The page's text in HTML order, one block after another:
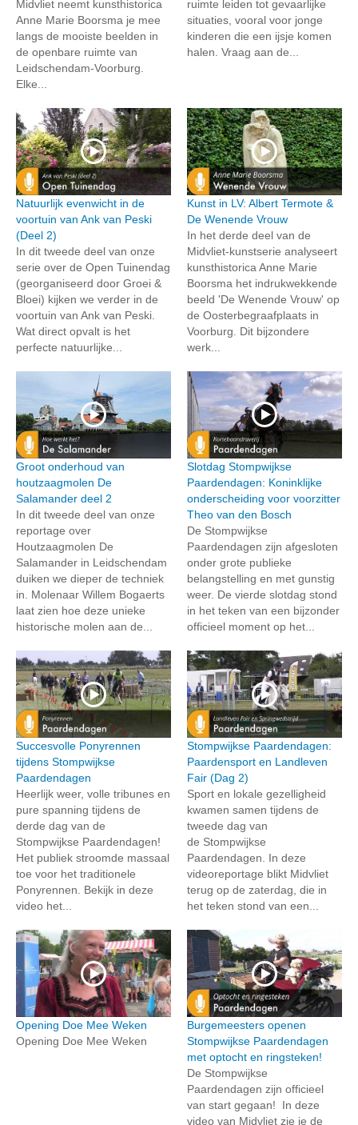
Midvliet neemt kunsthistorica
Anne Marie Boorsma je mee
langs de mooiste beelden in
de openbare ruimte van
Leidschendam-Voorburg.
Elke...
ruimte leiden tot gevaarlijke
situaties, vooral voor jonge
kinderen die een ijsje komen
halen. Vraag aan de...
Natuurlijk evenwicht in de
voortuin van Ank van Peski
(Deel 2)
In dit tweede deel van onze
serie over de Open Tuinendag
(georganiseerd door Groei &
Bloei) kijken we verder in de
voortuin van Ank van Peski.
Wat direct opvalt is het
perfecte natuurlijke...
Kunst in LV: Albert Termote &
De Wenende Vrouw
In het derde deel van de
Midvliet-kunstserie analyseert
kunsthistorica Anne Marie
Boorsma het indrukwekkende
beeld 'De Wenende Vrouw' op
de Oosterbegraafplaats in
Voorburg. Dit bijzondere
werk...
Groot onderhoud van
houtzaagmolen De
Salamander deel 2
In dit tweede deel van onze
reportage over
Houtzaagmolen De
Salamander in Leidschendam
duiken we dieper de techniek
in. Molenaar Willem Bogaerts
laat zien hoe deze unieke
historische molen aan de...
Slotdag Stompwijkse
Paardendagen: Koninklijke
onderscheiding voor voorzitter
Theo van den Bosch
De Stompwijkse
Paardendagen zijn afgesloten
onder grote publieke
belangstelling en met gunstig
weer. De vierde slotdag stond
in het teken van een bijzonder
officieel moment op het...
Succesvolle Ponyrennen
tijdens Stompwijkse
Paardendagen
Heerlijk weer, volle tribunes en
pure spanning tijdens de
derde dag van de
Stompwijkse Paardendagen!
Het publiek stroomde massaal
toe voor het traditionele
Ponyrennen. Bekijk in deze
video het...
Stompwijkse Paardendagen:
Paardensport en Landleven
Fair (Dag 2)
Sport en lokale gezelligheid
kwamen samen tijdens de
tweede dag van
de Stompwijkse
Paardendagen. In deze
videoreportage blikt Midvliet
terug op de zaterdag, die in
het teken stond van een...
Opening Doe Mee Weken
Opening Doe Mee Weken
Burgemeesters openen
Stompwijkse Paardendagen
met optocht en ringsteken!
De Stompwijkse
Paardendagen zijn officieel
van start gegaan! In deze
video van Midvliet zie je de